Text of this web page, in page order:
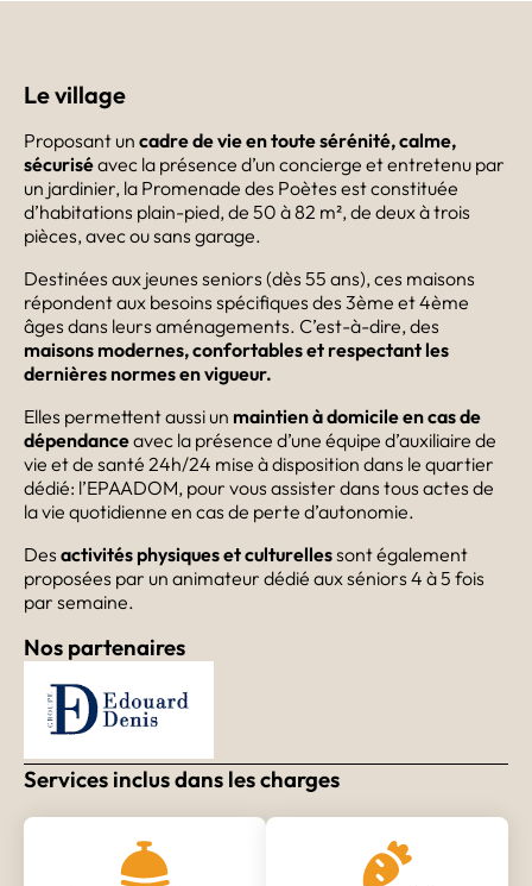
Le village
Proposant un cadre de vie en toute sérénité, calme,
sécuriséavec la présence d’un concierge et entretenu par
un jardinier, la Promenade des Poètes est constituée
d’habitations plain-pied, de 50 à 82 m², de deux à trois
pièces, avec ou sans garage.
Destinées aux jeunes seniors (dès 55 ans), ces maisons
répondent aux besoins spécifiques des 3ème et 4ème
âges dans leurs aménagements. C’est-à-dire, des
maisons modernes, confortables et respectant les
dernières normes en vigueur.
Elles permettent aussi un maintien à domicile en cas de
dépendanceavec la présence d’une équipe d’auxiliaire de
vie et de santé 24h/24 mise à disposition dans le quartier
dédié: l’EPAADOM, pour vous assister dans tous actes de
la vie quotidienne en cas de perte d’autonomie.
Des activités physiques et culturellessont également
proposées par un animateur dédié aux séniors 4 à 5 fois
par semaine.
Nos partenaires
Services inclus dans les charges